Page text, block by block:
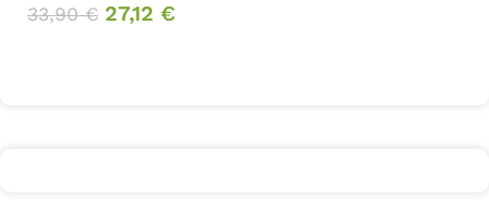
33,90€ 27,12 €